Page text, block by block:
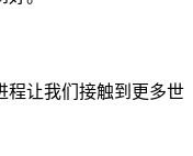
程让我们接触到更多世